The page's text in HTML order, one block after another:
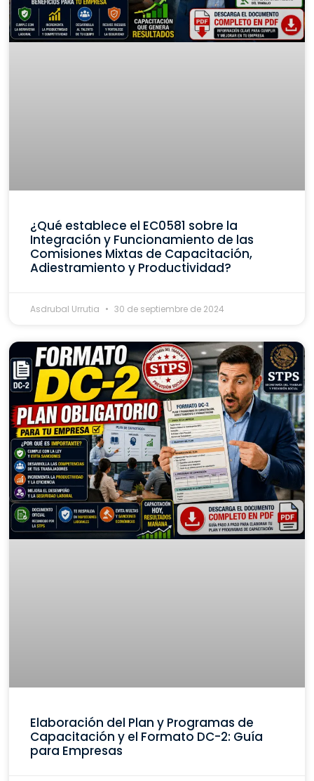
¿Qué establece el EC0581 sobre la
Integración y Funcionamiento de las
Comisiones Mixtas de Capacitación,
Adiestramiento y Productividad?
Asdrubal Urrutia 30 de septiembre de 2024
Elaboración del Plan y Programas de
Capacitación y el Formato DC-2: Guía
para Empresas